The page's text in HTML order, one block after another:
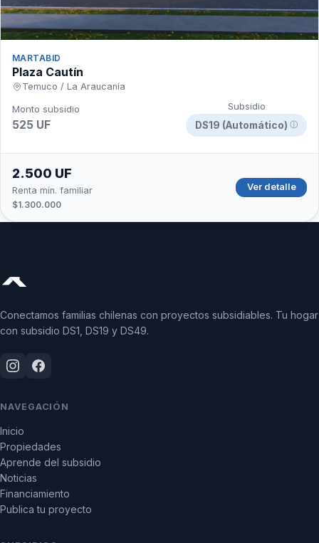
MARTABID
Plaza Cautín
Temuco / La Araucanía
Monto subsidio
525 UF
Subsidio
DS19 (Automático) ⓘ
2.500 UF
Renta mín. familiar
$1.300.000
Ver detalle
Conectamos familias chilenas con proyectos subsidiables. Tu hogar
con subsidio DS1, DS19 y DS49.
NAVEGACIÓN
Inicio
Propiedades
Aprende del subsidio
Noticias
Financiamiento
Publica tu proyecto